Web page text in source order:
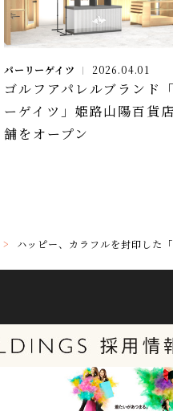
パーリーゲイツ 2026.04.01
ゴルフアパレルブランド
ーゲイツ」姫路山陽百貨
舗をオープン
ハッピー、カラフルを封印した